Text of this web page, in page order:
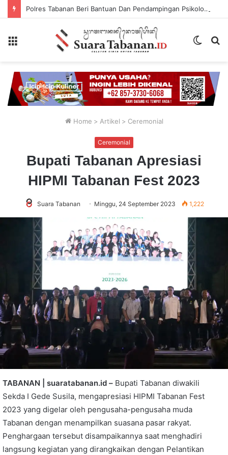
Polres Tabanan Beri Bantuan Dan Pendampingan Psikologis
Switch
Home > Artikel > Ceremonial
Ceremonial
Bupati Tabanan Apresiasi
HIPMI Tabanan Fest 2023
Suara Tabanan Minggu, 24 September 2023 1,222
TABANAN | suaratabanan.id – Bupati Tabanan diwakili
Sekda I Gede Susila, mengapresiasi HIPMI Tabanan Fest
2023 yang digelar oleh pengusaha-pengusaha muda
Tabanan dengan menampilkan suasana pasar rakyat.
Penghargaan tersebut disampaikannya saat menghadiri
langsung kegiatan yang dirangkaikan dengan Pelantikan